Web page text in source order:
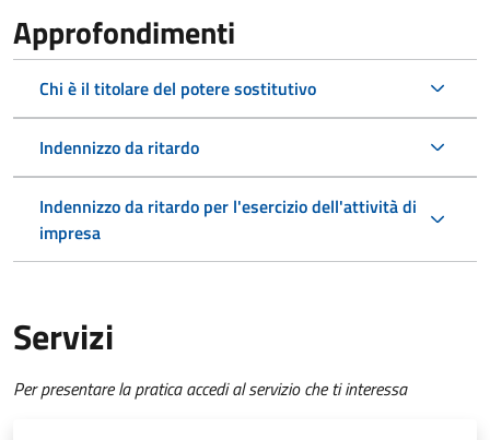
Approfondimenti
Chi è il titolare del potere sostitutivo
Indennizzo da ritardo
Indennizzo da ritardo per l'esercizio dell'attività di
impresa
Servizi
Per presentare la pratica accedi al servizio che ti interessa